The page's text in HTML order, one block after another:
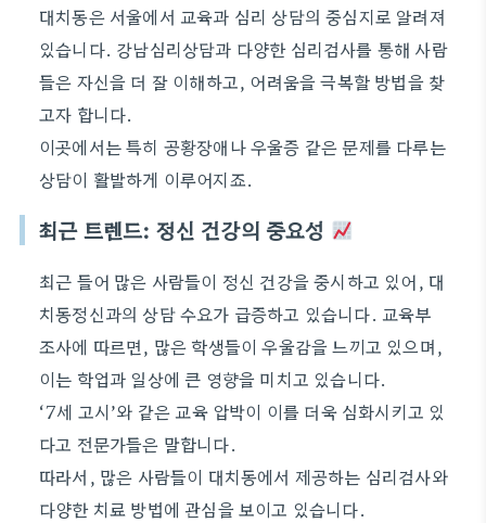
대치동은 서울에서 교육과 심리 상담의 중심지로 알려져
있습니다. 강남심리상담과 다양한 심리검사를 통해 사람
들은 자신을 더 잘 이해하고, 어려움을 극복할 방법을 찾
고자 합니다.
이곳에서는 특히 공황장애나 우울증 같은 문제를 다루는
상담이 활발하게 이루어지죠.
최근 트렌드: 정신 건강의 중요성
최근 들어 많은 사람들이 정신 건강을 중시하고 있어, 대
치동정신과의 상담 수요가 급증하고 있습니다. 교육부
조사에 따르면, 많은 학생들이 우울감을 느끼고 있으며,
이는 학업과 일상에 큰 영향을 미치고 있습니다.
‘7세 고시’와 같은 교육 압박이 이를 더욱 심화시키고 있
다고 전문가들은 말합니다.
따라서, 많은 사람들이 대치동에서 제공하는 심리검사와
다양한 치료 방법에 관심을 보이고 있습니다.